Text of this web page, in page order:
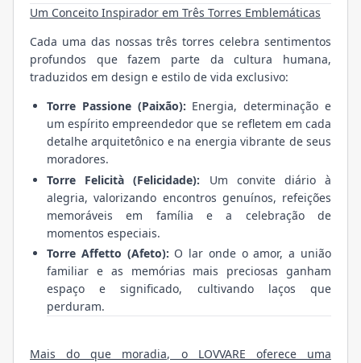
Um Conceito Inspirador em Três Torres Emblemáticas
Cada uma das nossas três torres celebra sentimentos
profundos que fazem parte da cultura humana,
traduzidos em design e estilo de vida exclusivo:
Torre Passione (Paixão): Energia, determinação e
um espírito empreendedor que se refletem em cada
detalhe arquitetônico e na energia vibrante de seus
moradores.
Torre Felicità (Felicidade): Um convite diário à
alegria, valorizando encontros genuínos, refeições
memoráveis em família e a celebração de
momentos especiais.
Torre Affetto (Afeto): O lar onde o amor, a união
familiar e as memórias mais preciosas ganham
espaço e significado, cultivando laços que
perduram.
Mais do que moradia, o LOVVARE oferece uma